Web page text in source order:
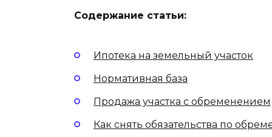
Содержание статьи:
Ипотека на земельный участок
Нормативная база
Продажа участка с обременением
Как снять обязательства по